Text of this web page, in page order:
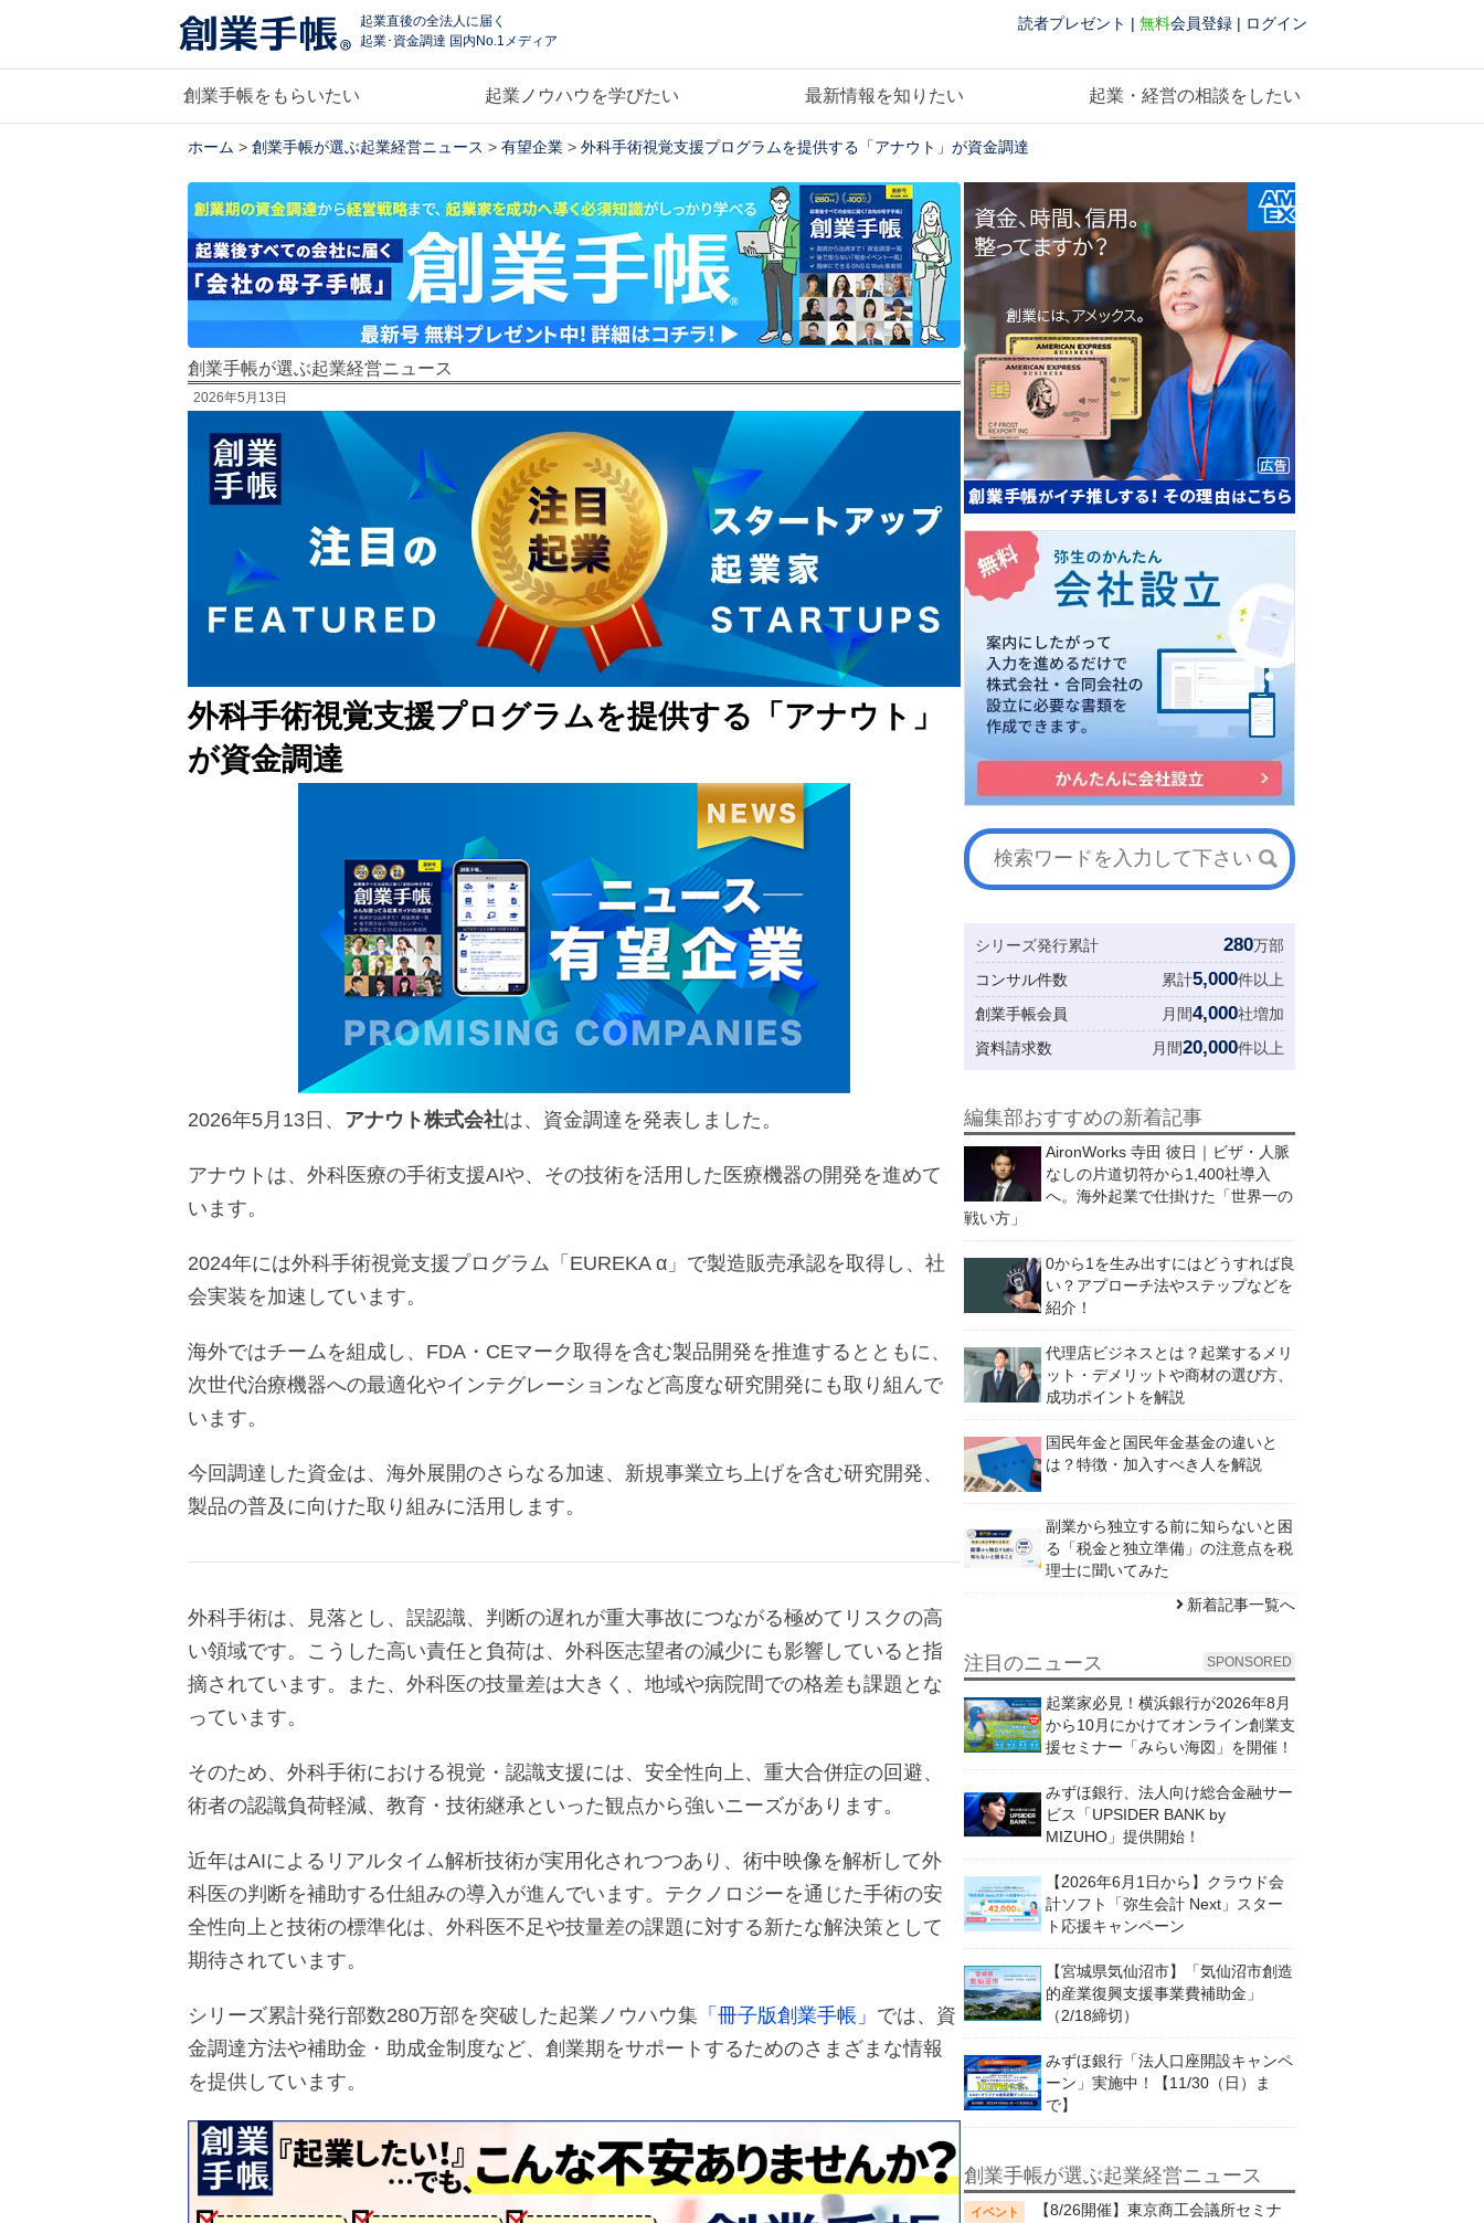
起業直後の全法人に届く
起業･資金調達 国内No.1メディア
読者プレゼント | 無料会員登録 | ログイン
創業手帳をもらいたい 起業ノウハウを学びたい 最新情報を知りたい 起業・経営の相談をしたい
ホーム > 創業手帳が選ぶ起業経営ニュース > 有望企業 > 外科手術視覚支援プログラムを提供する「アナウト」が資金調達
創業手帳が選ぶ起業経営ニュース
2026年5月13日
外科手術視覚支援プログラムを提供する「アナウト」
が資金調達
2026年5月13日、 アナウト株式会社は、資金調達を発表しました。
アナウトは、外科医療の手術支援AIや、その技術を活用した医療機器の開発を進めて
います。
2024年には外科手術視覚支援プログラム「EUREKA α」で製造販売承認を取得し、社
会実装を加速しています。
海外ではチームを組成し、FDA・CEマーク取得を含む製品開発を推進するとともに、
次世代治療機器への最適化やインテグレーションなど高度な研究開発にも取り組んで
います。
今回調達した資金は、海外展開のさらなる加速、新規事業立ち上げを含む研究開発、
製品の普及に向けた取り組みに活用します。
外科手術は、見落とし、誤認識、判断の遅れが重大事故につながる極めてリスクの高
い領域です。こうした高い責任と負荷は、外科医志望者の減少にも影響していると指
摘されています。また、外科医の技量差は大きく、地域や病院間での格差も課題とな
っています。
そのため、外科手術における視覚・認識支援には、安全性向上、重大合併症の回避、
術者の認識負荷軽減、教育・技術継承といった観点から強いニーズがあります。
近年はAIによるリアルタイム解析技術が実用化されつつあり、術中映像を解析して外
科医の判断を補助する仕組みの導入が進んでいます。テクノロジーを通じた手術の安
全性向上と技術の標準化は、外科医不足や技量差の課題に対する新たな解決策として
期待されています。
シリーズ累計発行部数280万部を突破した起業ノウハウ集 「冊子版創業手帳」 では、資
金調達方法や補助金・助成金制度など、創業期をサポートするためのさまざまな情報
を提供しています。
シリーズ発行累計 280万部
コンサル件数
累計5,000件以上
創業手帳会員
月間4,000社増加
資料請求数
月間20,000件以上
編集部おすすめの新着記事
AironWorks 寺田 彼日｜ビザ・人脈
なしの片道切符から1,400社導入
へ。海外起業で仕掛けた「世界一の
戦い方」
0から1を生み出すにはどうすれば良
い？アプローチ法やステップなどを
紹介！
代理店ビジネスとは？起業するメリ
ット・デメリットや商材の選び方、
成功ポイントを解説
国民年金と国民年金基金の違いと
は？特徴・加入すべき人を解説
副業から独立する前に知らないと困
る「税金と独立準備」の注意点を税
理士に聞いてみた
新着記事一覧へ
注目のニュース SPONSORED
起業家必見！横浜銀行が2026年8月
から10月にかけてオンライン創業支
援セミナー「みらい海図」を開催！
みずほ銀行、法人向け総合金融サー
ビス「UPSIDER BANK by
MIZUHO」提供開始！
【2026年6月1日から】クラウド会
計ソフト「弥生会計 Next」スター
ト応援キャンペーン
【宮城県気仙沼市】「気仙沼市創造
的産業復興支援事業費補助金」
（2/18締切）
みずほ銀行「法人口座開設キャンペ
ーン」実施中！【11/30（日）ま
で】
創業手帳が選ぶ起業経営ニュース
【8/26開催】東京商工会議所セミナ